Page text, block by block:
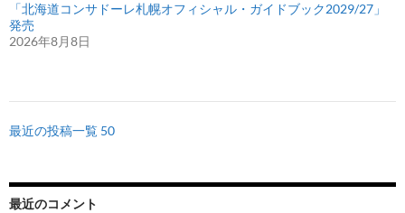
「北海道コンサドーレ札幌オフィシャル・ガイドブック2029/27」
発売
2026年8月8日
最近の投稿一覧 50
最近のコメント